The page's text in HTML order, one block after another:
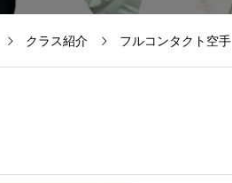
クラス紹介 フルコンタクト空手